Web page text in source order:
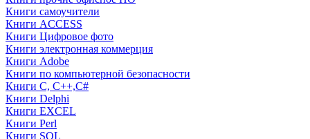
Книги самоучители
Книги ACCESS
Книги Цифровое фото
Книги электронная коммерция
Книги Adobe
Книги по компьютерной безопасности
Книги C, C++,С#
Книги Delphi
Книги EXCEL
Книги Perl
Книги SQL